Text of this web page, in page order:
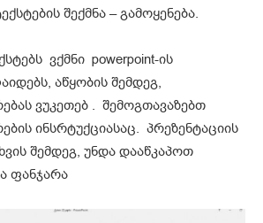
შექმნა – გამოყენება.
ვქმნი powerpoint-ის
აწყობის შემდეგ,
ვუკეთებ . შემოგთავაზებთ
ინსრტუქციასაც. პრეზენტაციის
შემდეგ, უნდა დააწკაპოთ
ფანჯარა